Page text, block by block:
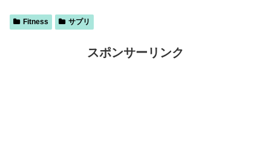
Fitness サプリ
スポンサーリンク